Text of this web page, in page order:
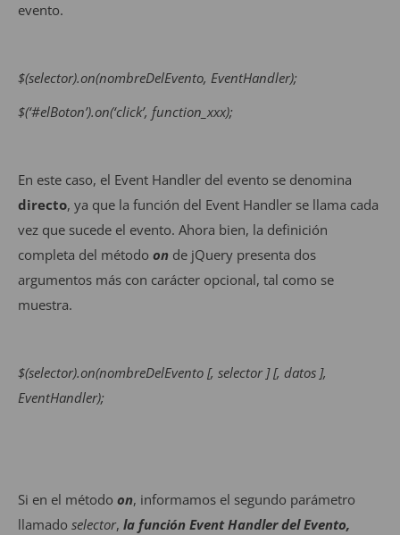
evento.
$(selector).on(nombreDelEvento, EventHandler);
$(‘#elBoton’).on(‘click’, function_xxx);
En este caso, el Event Handler del evento se denomina
directo, ya que la función del Event Handler se llama cada
vez que sucede el evento. Ahora bien, la definición
completa del método on de jQuery presenta dos
argumentos más con carácter opcional, tal como se
muestra.
$(selector).on(nombreDelEvento [, selector ] [, datos ],
EventHandler);
Si en el método on, informamos el segundo parámetro
llamado selector, la función Event Handler del Evento,